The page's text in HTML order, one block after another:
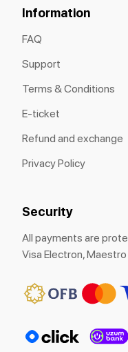
Information
FAQ
Support
Terms & Conditions
E-ticket
Refund and exchange
Privacy Policy
Security
All payments are
Visa Electron,